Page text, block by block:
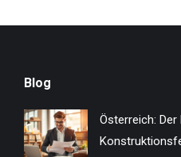
Blog
Österreich: Der